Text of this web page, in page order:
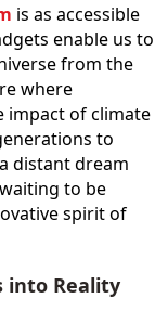
is as accessible
enable us to
from the
where
impact of climate
to
distant dream
to be
spirit of
into Reality